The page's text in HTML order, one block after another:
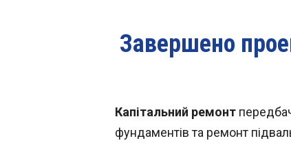
Завершено
Капітальний ремонт
фундаментів та ремонт